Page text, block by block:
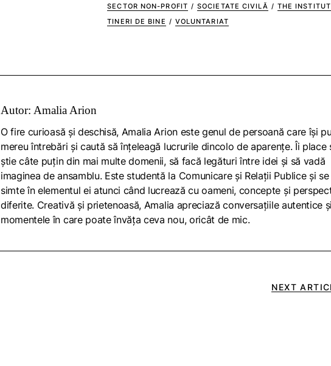
SECTOR NON-PROFIT / SOCIETATE CIVILĂ / THE
TINERI DE BINE / VOLUNTARIAT
Autor: Amalia Arion
O fire curioasă și deschisă, Amalia Arion este genul de persoană care își
mereu întrebări și caută să înțeleagă lucrurile dincolo de aparențe. Îi place
știe câte puțin din mai multe domenii, să facă legături între idei și să vadă
imaginea de ansamblu. Este studentă la Comunicare și Relații Publice și se
simte în elementul ei atunci când lucrează cu oameni, concepte și
diferite. Creativă și prietenoasă, Amalia apreciază conversațiile autentice și
momentele în care poate învăța ceva nou, oricât de mic.
NEXT